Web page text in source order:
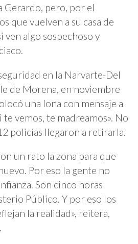
Gerardo, pero, por el
que vuelven a su casa de
ven algo sospechoso y
en la Narvarte-Del
de Morena, en noviembre
una lona con mensaje a
te vemos, te madreamos». No
policías llegaron a retirarla.
un rato la zona para que
Por eso la gente no
Son cinco horas
Público. Y por eso los
la realidad», reitera,